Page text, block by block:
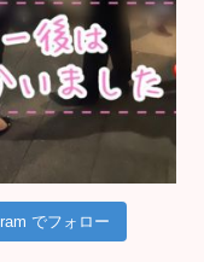
でフォロー